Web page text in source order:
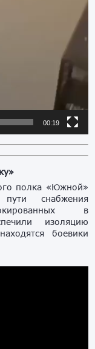
00:19
полка «Южной»
пути снабжения
в
изоляцию
боевики